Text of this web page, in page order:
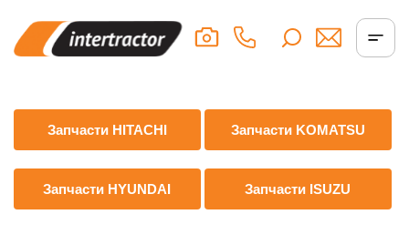
Запчасти HITACHI Запчасти KOMATSU
Запчасти HYUNDAI Запчасти ISUZU